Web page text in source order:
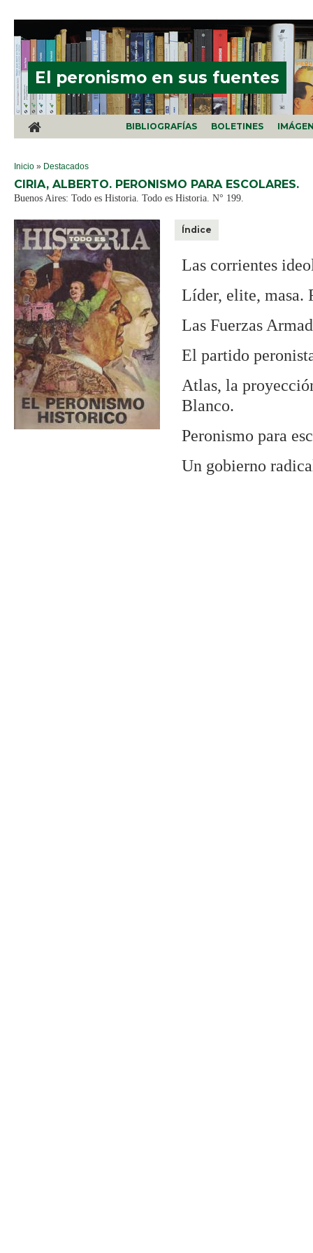
El peronismo en sus fuentes
BIBLIOGRAFÍAS BOLETINES
SE ENCUENTRA USTED AQUÍ
Inicio » Destacados
CIRIA, ALBERTO. PERONISMO PARA ESCOLARES.
Buenos Aires: Todo es Historia. Todo es Historia. N° 199.
Índice
Las corrientes
Líder, elite, masa.
Las Fuerzas
El partido
Atlas, la
Blanco.
Peronismo para
Un gobierno